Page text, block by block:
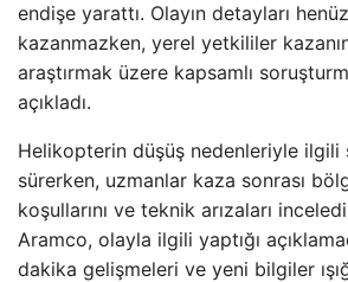
endişe yarattı. Olayın detayları
kazanmazken, yerel yetkililer
araştırmak üzere kapsamlı
açıkladı.
Helikopterin düşüş nedenleriyle ilgili
sürerken, uzmanlar kaza sonrası
koşullarını ve teknik arızaları
Aramco, olayla ilgili yaptığı
dakika gelişmeleri ve yeni bilgiler